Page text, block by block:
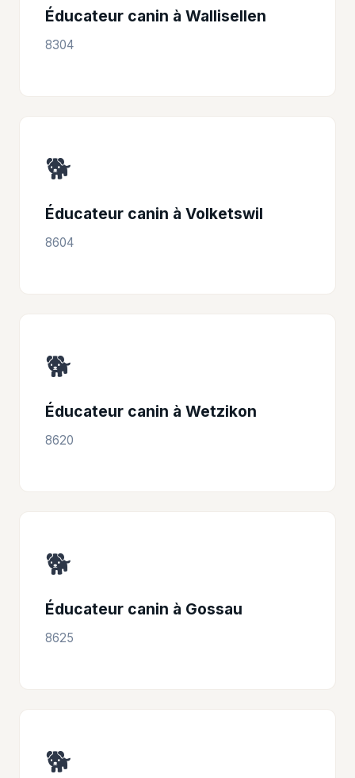
Éducateur canin à Wallisellen
8304
🐕
Éducateur canin à Volketswil
8604
🐕
Éducateur canin à Wetzikon
8620
🐕
Éducateur canin à Gossau
8625
🐕